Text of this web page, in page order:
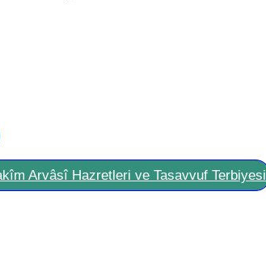
Arvâsî Hazretleri ve Tasavvuf Terbiyesi